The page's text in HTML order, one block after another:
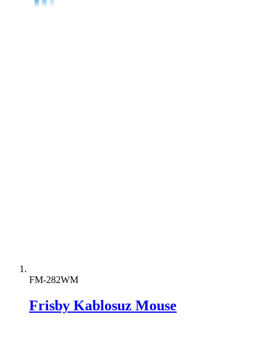
FM-282WM
Frisby Kablosuz Mouse